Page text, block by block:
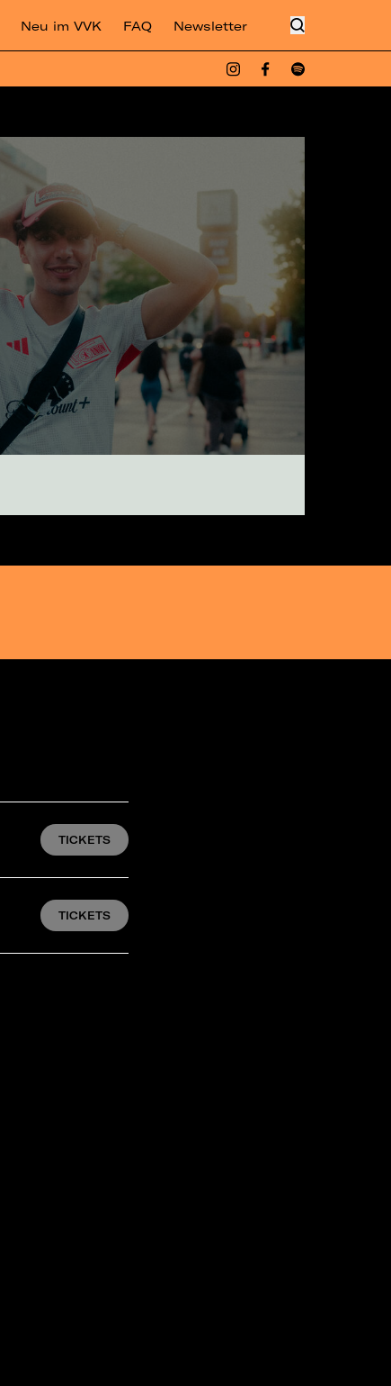
Neu im VVK FAQ Newsletter
TICKETS
TICKETS